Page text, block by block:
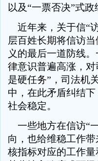
以及“一票否决”式政
近年来，关于信“
层百姓长期将信访
义的最后一道防线
律意识普遍高涨，
是硬任务”，司法机
中，在此矛盾纠结
社会稳定。
一些地方在信访“
向，也给维稳工作
核指标对应的工作